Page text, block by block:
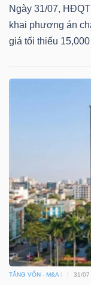
Ngày 31/07,
khai phương án
giá tối thiểu
TĂNG VỐN - M&A 31/07
YẾU
TIÊU
CHĂM
SÓC
SỨC
KHỎE